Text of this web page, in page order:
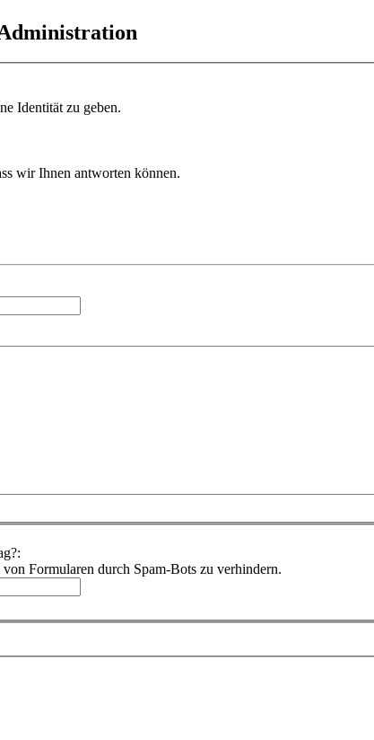
Identität zu geben.
wir Ihnen antworten können.
Formularen durch Spam-Bots zu verhindern.